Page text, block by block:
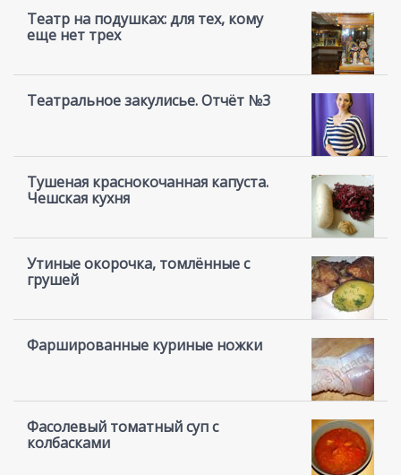
Театр на подушках: для тех, кому
еще нет трех
Театральное закулисье. Отчёт №3
Тушеная краснокочанная капуста.
Чешская кухня
Утиные окорочка, томлённые с
грушей
Фаршированные куриные ножки
Фасолевый томатный суп с
колбасками